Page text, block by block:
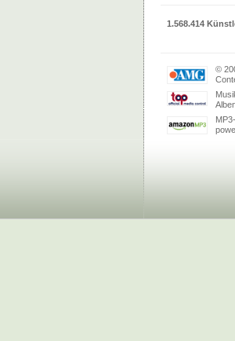
1.568.414
©